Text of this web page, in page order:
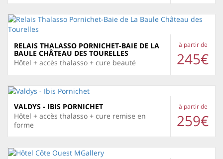
RELAIS THALASSO PORNICHET-BAIE DE LA
BAULE CHÂTEAU DES TOURELLES
Hôtel + accès thalasso + cure beauté
à partir de
245€
VALDYS - IBIS PORNICHET
Hôtel + accès thalasso + cure remise en
forme
à partir de
259€